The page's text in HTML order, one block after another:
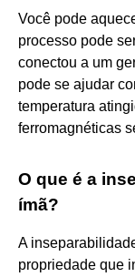
Você pode
processo pode
conectou a um
pode se ajudar
temperatura
ferromagnéticas
O que é a
ímã?
A
propriedade que